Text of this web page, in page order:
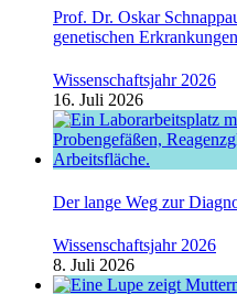
Prof. Dr. Oskar
genetischen Erkrankungen
Wissenschaftsjahr 2026
16. Juli 2026
Der lange Weg zur
Wissenschaftsjahr 2026
8. Juli 2026